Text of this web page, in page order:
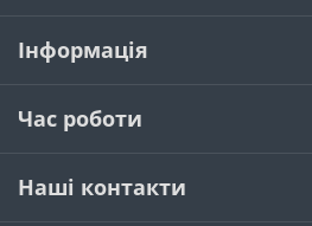
Інформація
Час роботи
Наші контакти